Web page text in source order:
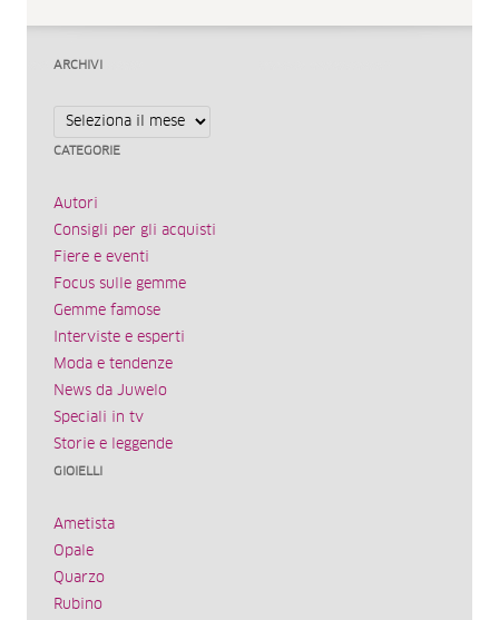
ARCHIVI
Archivi
CATEGORIE
Autori
Consigli per gli acquisti
Fiere e eventi
Focus sulle gemme
Gemme famose
Interviste e esperti
Moda e tendenze
News da Juwelo
Speciali in tv
Storie e leggende
GIOIELLI
Ametista
Opale
Quarzo
Rubino